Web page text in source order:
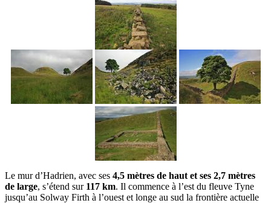
Le mur d’Hadrien, avec ses 4,5 mètres de haut et ses 2,7 mètres
de large, s’étend sur 117 km. Il commence à l’est du fleuve Tyne
jusqu’au Solway Firth à l’ouest et longe au sud la frontière actuelle